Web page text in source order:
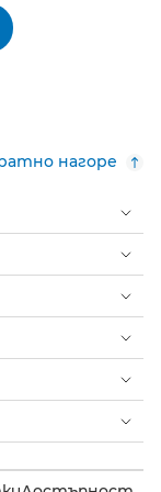
нагоре